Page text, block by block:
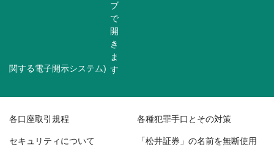
関する電子開示システム)
各口座取引規程 各種犯罪手口とその対策
セキュリティについて 「松井証券」の名前を無断使用